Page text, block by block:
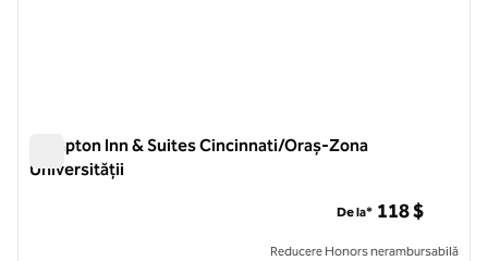
Hampton Inn & Suites Cincinnati/Oraș-Zona
Universității
De la* 118 $
Reducere Honors nerambursabilă